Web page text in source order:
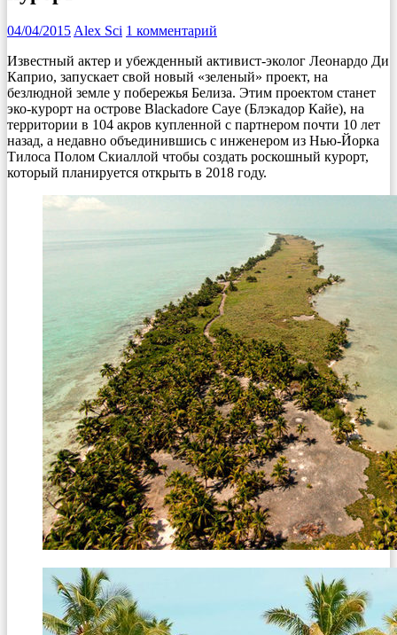
04/04/2015 Alex Sci 1 комментарий
Известный актер и убежденный активист-эколог Леонардо Ди
Каприо, запускает свой новый «зеленый» проект, на
безлюдной земле у побережья Белиза. Этим проектом станет
эко-курорт на острове Blackadore Caye (Блэкадор Кайе), на
территории в 104 акров купленной с партнером почти 10 лет
назад, а недавно объединившись с инженером из Нью-Йорка
Тилоса Полом Скиаллой чтобы создать роскошный курорт,
который планируется открыть в 2018 году.